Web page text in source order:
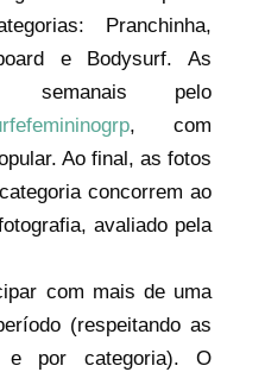
Pranchinha,
e Bodysurf. As
semanais pelo
, com
Ao final, as fotos
concorrem ao
avaliado pela
com mais de uma
(respeitando as
e por categoria). O